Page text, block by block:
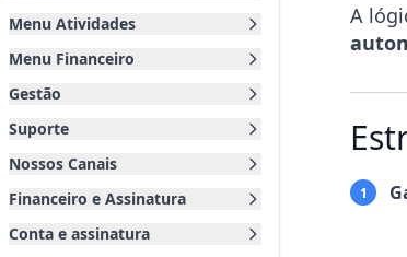
Menu Atividades
Menu Financeiro
Gestão
Suporte
Nossos Canais
Financeiro e Assinatura
Conta e assinatura
A
1